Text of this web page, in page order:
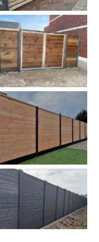
Dubbele poort
Douglas
Rots motief antraciet